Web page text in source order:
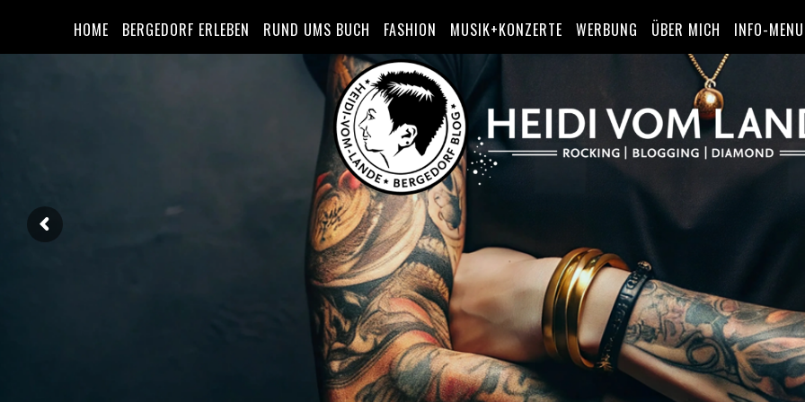
HOME BERGEDORF ERLEBEN RUND UMS BUCH FASHION MUSIK+KONZERTE WERBUNG ÜBER MICH INFO-